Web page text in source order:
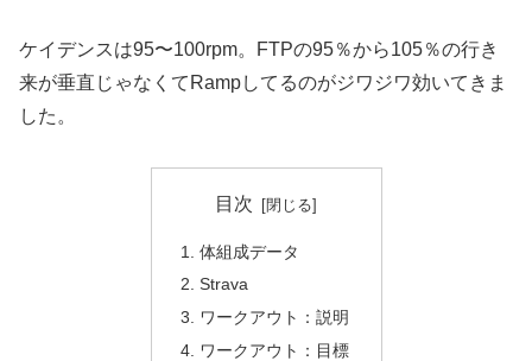
ケイデンスは95〜100rpm。FTPの95％から105％の行き
来が垂直じゃなくてRampしてるのがジワジワ効いてきま
した。
目次
体組成データ
Strava
ワークアウト：説明
ワークアウト：目標